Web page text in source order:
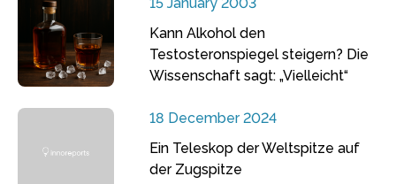
Kann Alkohol den
Testosteronspiegel steigern? Die
Wissenschaft sagt: „Vielleicht“
18 December 2024
Ein Teleskop der Weltspitze auf
der Zugspitze